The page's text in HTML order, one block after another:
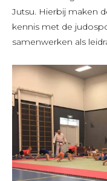
Jutsu. Hierbij maken
kennis met de
samenwerken als